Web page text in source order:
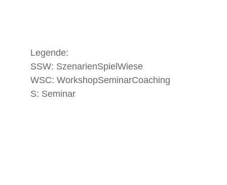
Legende:
SSW: SzenarienSpielWiese
WSC: WorkshopSeminarCoaching
S: Seminar